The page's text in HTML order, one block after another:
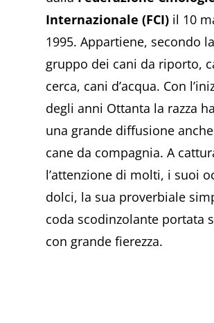
Internazionale (FCI) il 10
1995. Appartiene, secondo
gruppo dei cani da riporto,
cerca, cani d’acqua. Con
degli anni Ottanta la razza
una grande diffusione
cane da compagnia. A
l’attenzione di molti, i suoi
dolci, la sua proverbiale
coda scodinzolante portata
con grande fierezza.